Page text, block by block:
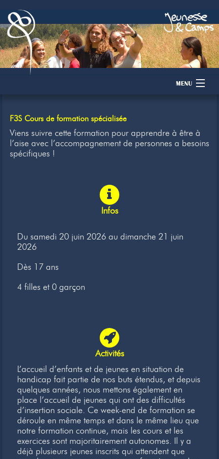
MENU
Camps
Inscription
F3S Cours de formation spécialisée
Viens suivre cette formation pour apprendre à être à
l’aise avec l’accompagnement de personnes a besoins
spécifiques !
Infos
Du samedi 20 juin 2026 au dimanche 21 juin
2026
Dès 17 ans
4 filles et 0 garçon
Activités
L’accueil d’enfants et de jeunes en situation de
handicap fait partie de nos buts étendus, et depuis
quelques années, nous mettons également en
place l’accueil de jeunes qui ont des difficultés
d’insertion sociale. Ce week-end de formation se
déroule en même temps et dans le même lieu que
notre formation continue, mais les cours et les
exercices sont majoritairement autonomes. Il y a
déjà plusieurs jeunes inscrits qui attendent que